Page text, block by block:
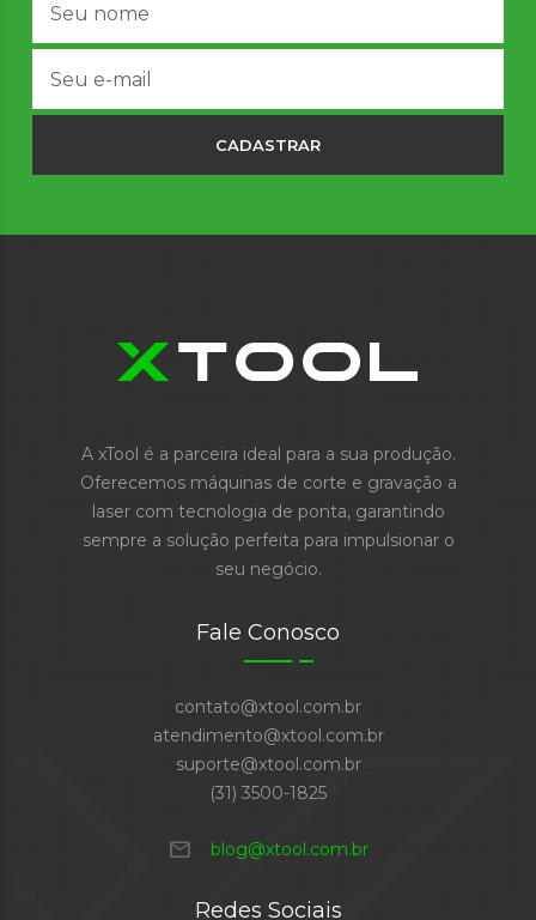
CADASTRAR
A xTool é a parceira ideal para a sua produção.
Oferecemos máquinas de corte e gravação a
laser com tecnologia de ponta, garantindo
sempre a solução perfeita para impulsionar o
seu negócio.
Fale Conosco
contato@xtool.com.br
atendimento@xtool.com.br
suporte@xtool.com.br
(31) 3500-1825
mail blog@xtool.com.br
Redes Sociais